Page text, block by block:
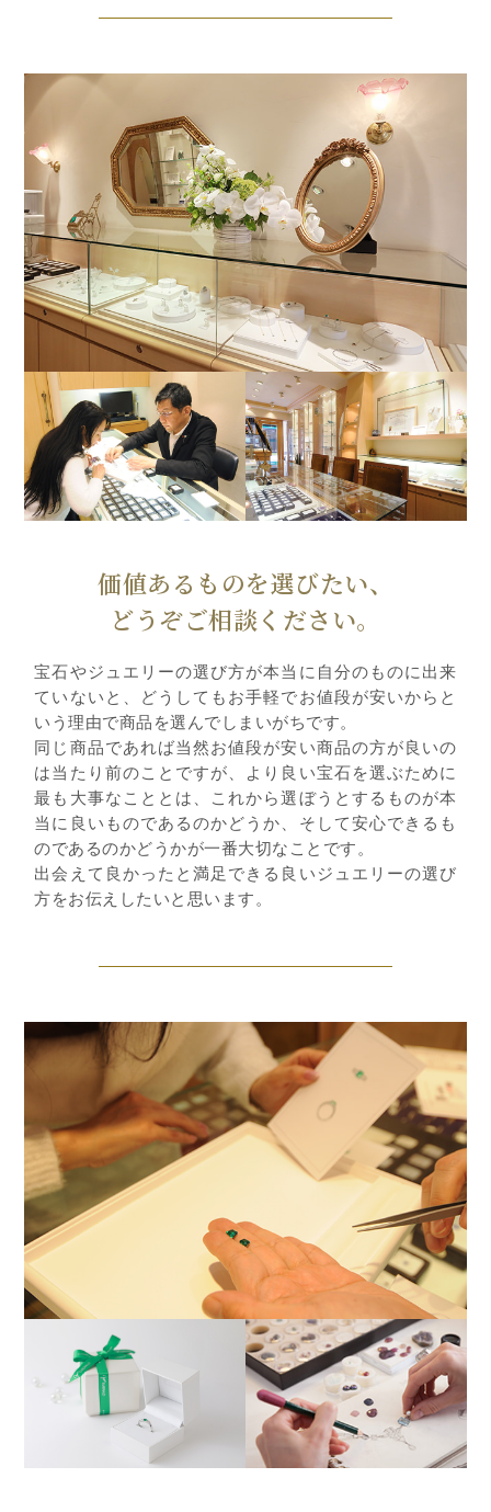
価値あるものを選びたい、
どうぞご相談ください。
宝石やジュエリーの選び方が本当に自分のものに出来
ていないと、どうしてもお手軽でお値段が安いからと
いう理由で商品を選んでしまいがちです。
同じ商品であれば当然お値段が安い商品の方が良いの
は当たり前のことですが、より良い宝石を選ぶために
最も大事なこととは、これから選ぼうとするものが本
当に良いものであるのかどうか、そして安心できるも
のであるのかどうかが一番大切なことです。
出会えて良かったと満足できる良いジュエリーの選び
方をお伝えしたいと思います。